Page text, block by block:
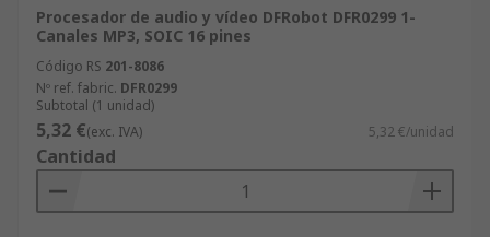
Procesador de audio y vídeo DFRobot DFR0299 1-
Canales MP3, SOIC 16 pines
Código RS 201-8086
Nº ref. fabric. DFR0299
Subtotal (1 unidad)
5,32 €(exc. IVA) 5,32 €/unidad
Cantidad